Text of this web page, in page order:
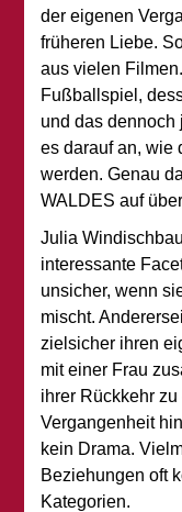
der eigenen
früheren Liebe.
aus vielen
Fußballspiel,
und das dennoch
es darauf an, wie
werden. Genau
WALDES auf
Julia
interessante
unsicher, wenn
mischt.
zielsicher ihren
mit einer Frau
ihrer Rückkehr
Vergangenheit
kein Drama.
Beziehungen oft
Kategorien.